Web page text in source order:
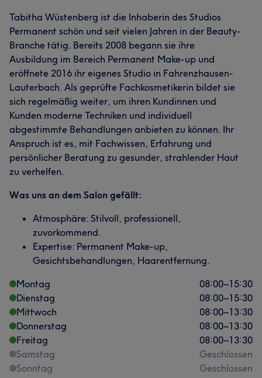
Tabitha Wüstenberg ist die Inhaberin des Studios
Permanent schön und seit vielen Jahren in der Beauty-
Branche tätig. Bereits 2008 begann sie ihre
Ausbildung im Bereich Permanent Make-up und
eröffnete 2016 ihr eigenes Studio in Fahrenzhausen-
Lauterbach. Als geprüfte Fachkosmetikerin bildet sie
sich regelmäßig weiter, um ihren Kundinnen und
Kunden moderne Techniken und individuell
abgestimmte Behandlungen anbieten zu können. Ihr
Anspruch ist es, mit Fachwissen, Erfahrung und
persönlicher Beratung zu gesunder, strahlender Haut
zu verhelfen.
Was uns an dem Salon gefällt:
Atmosphäre: Stilvoll, professionell,
zuvorkommend.
Expertise: Permanent Make-up,
Gesichtsbehandlungen, Haarentfernung.
Montag
08:00–15:30
Dienstag
08:00–15:30
Mittwoch
08:00–13:30
Donnerstag
08:00–13:30
Freitag
08:00–13:30
Samstag
Geschlossen
Sonntag
Geschlossen